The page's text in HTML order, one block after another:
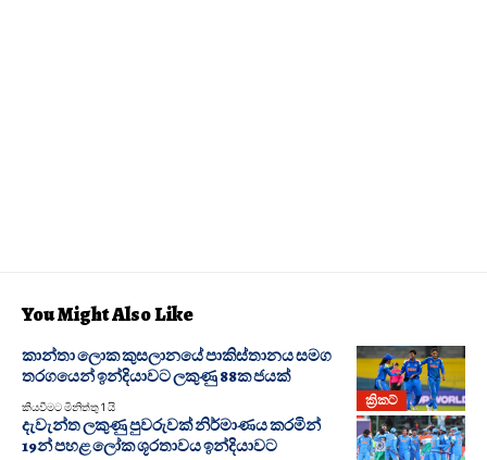
You Might Also Like
ක්‍රිකට්
කාන්තා ලොක කුසලානයේ පාකිස්තානය සමග
තරගයෙන් ඉන්දියාවට ලකුණු 88ක ජයක්
කියවීමට මිනිත්තු 1 යි
දැවැන්ත ලකුණු පුවරුවක් නිර්මාණය කරමින්
19න් පහළ ලෝක ශූරතාවය ඉන්දියාවට